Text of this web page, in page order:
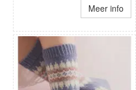
Meer info